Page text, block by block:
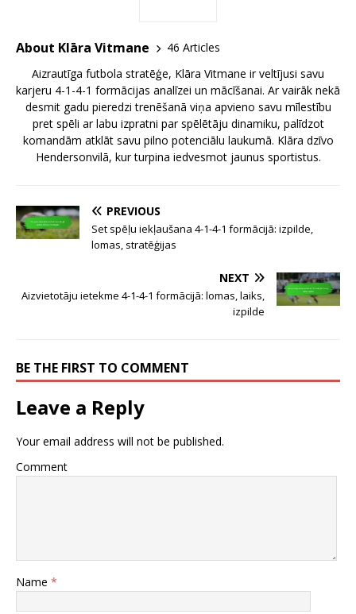
About Klāra Vitmane
46 Articles
Aizrautīga futbola stratēģe, Klāra Vitmane ir veltījusi savu
karjeru 4-1-4-1 formācijas analīzei un mācīšanai. Ar vairāk nekā
desmit gadu pieredzi trenēšanā viņa apvieno savu mīlestību
pret spēli ar labu izpratni par spēlētāju dinamiku, palīdzot
komandām atklāt savu pilno potenciālu laukumā. Klāra dzīvo
Hendersonvilā, kur turpina iedvesmot jaunus sportistus.
PREVIOUS
Set spēļu iekļaušana 4-1-4-1 formācijā: izpilde,
lomas, stratēģijas
NEXT
Aizvietotāju ietekme 4-1-4-1 formācijā: lomas, laiks,
izpilde
BE THE FIRST TO COMMENT
Leave a Reply
Your email address will not be published.
Comment
Name *